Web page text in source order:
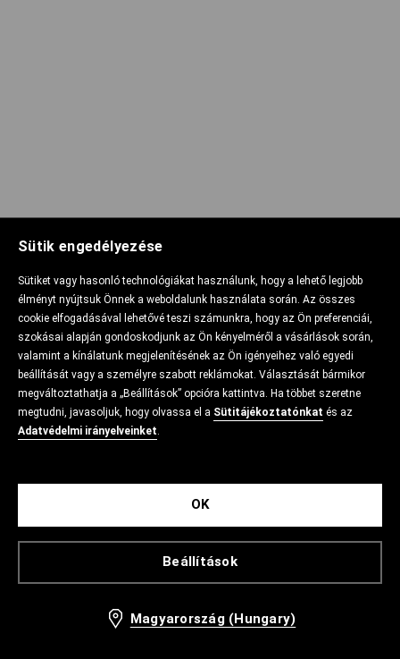
Sütik engedélyezése
Sütiket vagy hasonló technológiákat használunk, hogy a lehető legjobb
élményt nyújtsuk Önnek a weboldalunk használata során. Az összes
cookie elfogadásával lehetővé teszi számunkra, hogy az Ön preferenciái,
szokásai alapján gondoskodjunk az Ön kényelméről a vásárlások során,
valamint a kínálatunk megjelenítésének az Ön igényeihez való egyedi
beállítását vagy a személyre szabott reklámokat. Választását bármikor
megváltoztathatja a „Beállítások” opcióra kattintva. Ha többet szeretne
megtudni, javasoljuk, hogy olvassa el a Sütitájékoztatónkat és az
Adatvédelmi irányelveinket.
Beállítások
OK
Magyarország (Hungary)